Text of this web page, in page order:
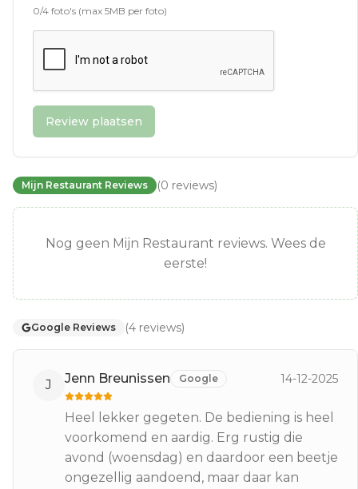
0/4 foto's (max 5MB per foto)
Review plaatsen
Mijn Restaurant Reviews (0 reviews)
Nog geen Mijn Restaurant reviews. Wees de
eerste!
Google Reviews (4 reviews)
J Jenn Breunissen Google 14-12-2025
Heel lekker gegeten. De bediening is heel
voorkomend en aardig. Erg rustig die
avond (woensdag) en daardoor een beetje
ongezellig aandoend, maar daar kan